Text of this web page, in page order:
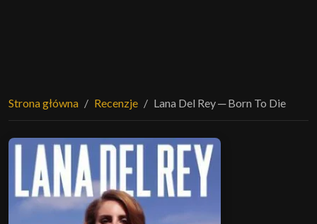
Strona główna Recenzje Lana Del Rey ─ Born To Die